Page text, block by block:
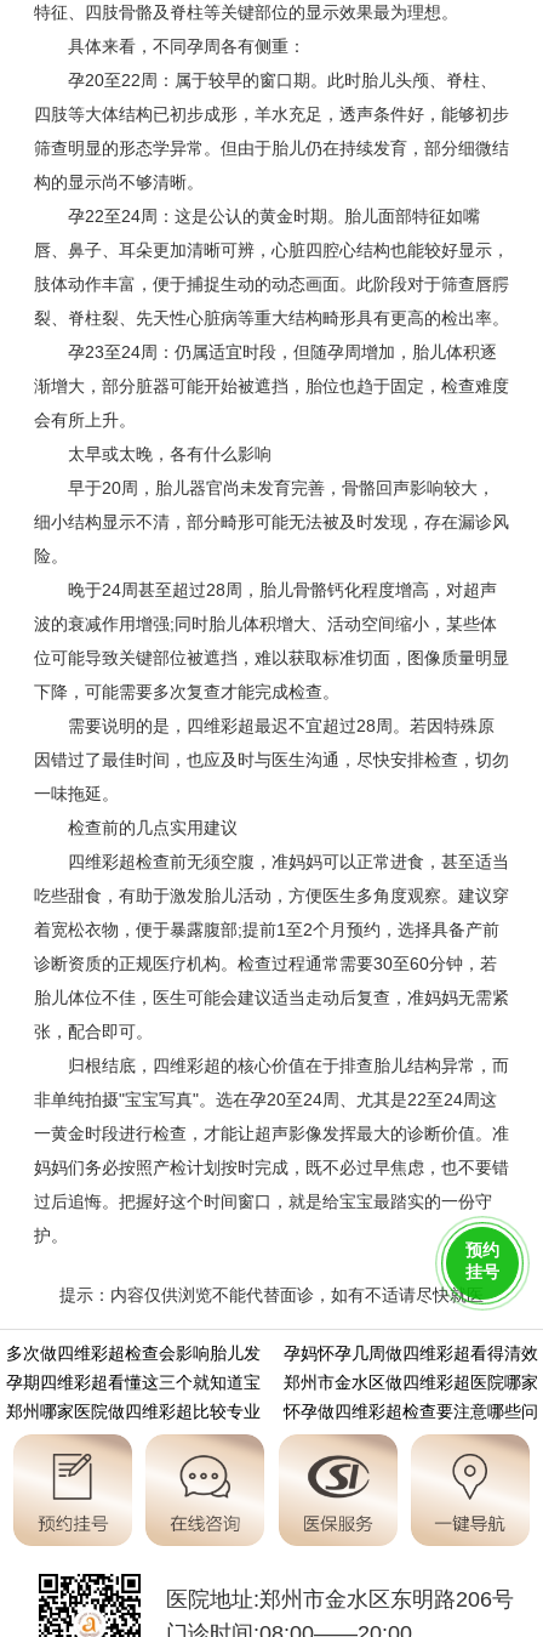
特征、四肢骨骼及脊柱等关键部位的显示效果最为理想。
具体来看，不同孕周各有侧重：
孕20至22周：属于较早的窗口期。此时胎儿头颅、脊柱、
四肢等大体结构已初步成形，羊水充足，透声条件好，能够初步
筛查明显的形态学异常。但由于胎儿仍在持续发育，部分细微结
构的显示尚不够清晰。
孕22至24周：这是公认的黄金时期。胎儿面部特征如嘴
唇、鼻子、耳朵更加清晰可辨，心脏四腔心结构也能较好显示，
肢体动作丰富，便于捕捉生动的动态画面。此阶段对于筛查唇腭
裂、脊柱裂、先天性心脏病等重大结构畸形具有更高的检出率。
孕23至24周：仍属适宜时段，但随孕周增加，胎儿体积逐
渐增大，部分脏器可能开始被遮挡，胎位也趋于固定，检查难度
会有所上升。
太早或太晚，各有什么影响
早于20周，胎儿器官尚未发育完善，骨骼回声影响较大，
细小结构显示不清，部分畸形可能无法被及时发现，存在漏诊风
险。
晚于24周甚至超过28周，胎儿骨骼钙化程度增高，对超声
波的衰减作用增强;同时胎儿体积增大、活动空间缩小，某些体
位可能导致关键部位被遮挡，难以获取标准切面，图像质量明显
下降，可能需要多次复查才能完成检查。
需要说明的是，四维彩超最迟不宜超过28周。若因特殊原
因错过了最佳时间，也应及时与医生沟通，尽快安排检查，切勿
一味拖延。
检查前的几点实用建议
四维彩超检查前无须空腹，准妈妈可以正常进食，甚至适当
吃些甜食，有助于激发胎儿活动，方便医生多角度观察。建议穿
着宽松衣物，便于暴露腹部;提前1至2个月预约，选择具备产前
诊断资质的正规医疗机构。检查过程通常需要30至60分钟，若
胎儿体位不佳，医生可能会建议适当走动后复查，准妈妈无需紧
张，配合即可。
归根结底，四维彩超的核心价值在于排查胎儿结构异常，而
非单纯拍摄"宝宝写真"。选在孕20至24周、尤其是22至24周这
一黄金时段进行检查，才能让超声影像发挥最大的诊断价值。准
妈妈们务必按照产检计划按时完成，既不必过早焦虑，也不要错
过后追悔。把握好这个时间窗口，就是给宝宝最踏实的一份守
护。
提示：内容仅供浏览不能代替面诊，如有不适请尽快就医
多次做四维彩超检查会影响胎儿发
孕妈怀孕几周做四维彩超看得清效
孕期四维彩超看懂这三个就知道宝
郑州市金水区做四维彩超医院哪家
郑州哪家医院做四维彩超比较专业
怀孕做四维彩超检查要注意哪些问
预约
挂号
医院地址:郑州市金水区东明路206号